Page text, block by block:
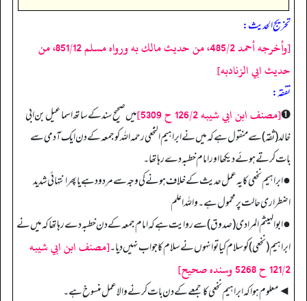
تخریج الحدیث:
[وأخرجه أحمد 485/2، من حديث مالك به ورواه مسلم 851/12، من
حديث ابي الزنادبه]
تفقه:
➊[مصنف ابن ابي شيبه 126/2 ح 5309]
میں صحیح سند کے ساتھ اسماعیل بن ابی
خالد (ثقہ) سے منقول ہے کہ میں نے ابراہیم النخعی رحمہ الله کو جمعہ کے دن ایک آدمی سے
بات کرتے ہوئے دیکھا اور امام خطبہ دے رہا تھا۔
● ابراہیم نخعی کا یہ عمل حدیث کے خلاف ہونے کی وجہ سے مردود ہے یا پھر انتہائی شدید
اضطراری حالت پرمحمول ہے۔ واللہ اعلم
● ابوالہیثم المرادی (صدوق) سے روایت ہے کہ امام جمعہ کے دن خطبہ دے رہا تھا کہ میں نے
ابراہیم (نخعی) کو سلام کیا تو انہوں نے سلام کا جواب نہیں دیا۔[مصنف ابن ابي شيبه
121/2 ح 5268 وسنده صحيح]
◄ معلوم ہوا کہ ابرا ہیم نخعی کا جمعے کے دن بات کرنے والا عمل منسوخ ہے۔